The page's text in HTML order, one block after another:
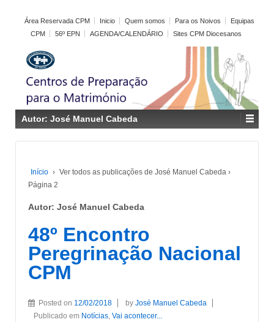
Área Reservada CPM Inicio Quem somos Para os Noivos
Equipas
CPM
56º EPN AGENDA/CALENDÁRIO Sites CPM Diocesanos
Autor: José Manuel Cabeda
Início › Ver todos as publicações de José Manuel Cabeda ›
Página 2
Autor: José Manuel Cabeda
48º Encontro
Peregrinação Nacional
CPM
Posted on 12/02/2018 by José Manuel Cabeda
Publicado em Notícias, Vai acontecer...